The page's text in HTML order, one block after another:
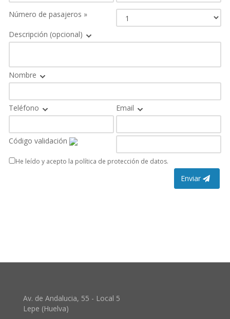
Número de pasajeros »
Descripción (opcional)
Nombre
Teléfono Email
Código validación
He leído y acepto la política de protección de datos.
Enviar
Av. de Andalucia, 55 - Local 5
Lepe (Huelva)